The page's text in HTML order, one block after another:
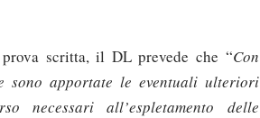
scritta, il DL prevede che “Con
sono apportate le eventuali ulteriori
necessari all’espletamento delle